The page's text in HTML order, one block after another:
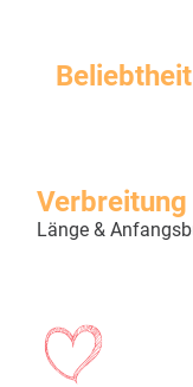
Verbreitung
Länge &